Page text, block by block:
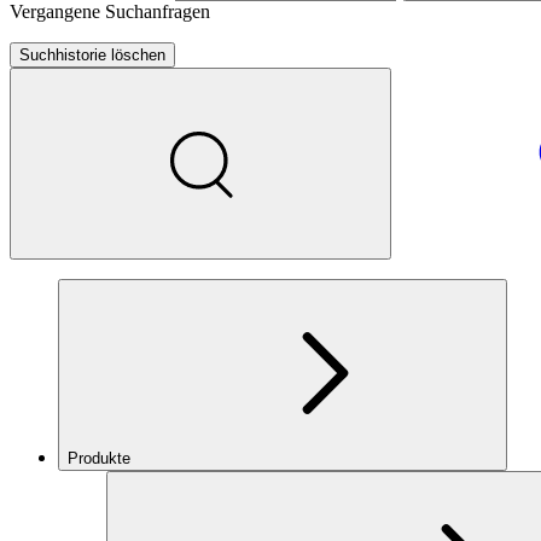
Vergangene Suchanfragen
Suchhistorie löschen
Produkte